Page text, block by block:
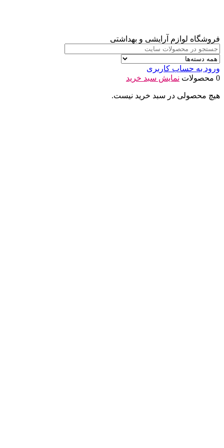
فروشگاه لوازم آرایشی و بهداشتی
ورود به حساب کاربری
0 محصولات
نمایش سبد خرید
هیچ محصولی در سبد خرید نیست.